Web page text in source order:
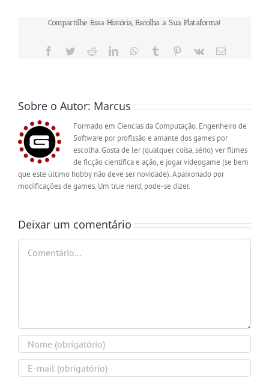
Compartilhe Essa História, Escolha a Sua Plataforma!
Facebook
TwitterRedditLinkedInWhatsApp
Tumblr Pinterest
Vk
E-
Sobre o Autor: Marcus
Formado em Ciencias da Computação. Engenheiro de
Software por profissão e amante dos games por
escolha. Gosta de ler (qualquer coisa, sério) ver filmes
de ficção científica e ação, e jogar videogame (se bem
que este último hobby não deve ser novidade). Apaixonado por
modificações de games. Um true nerd, pode-se dizer.
Deixar um comentário
Comentário